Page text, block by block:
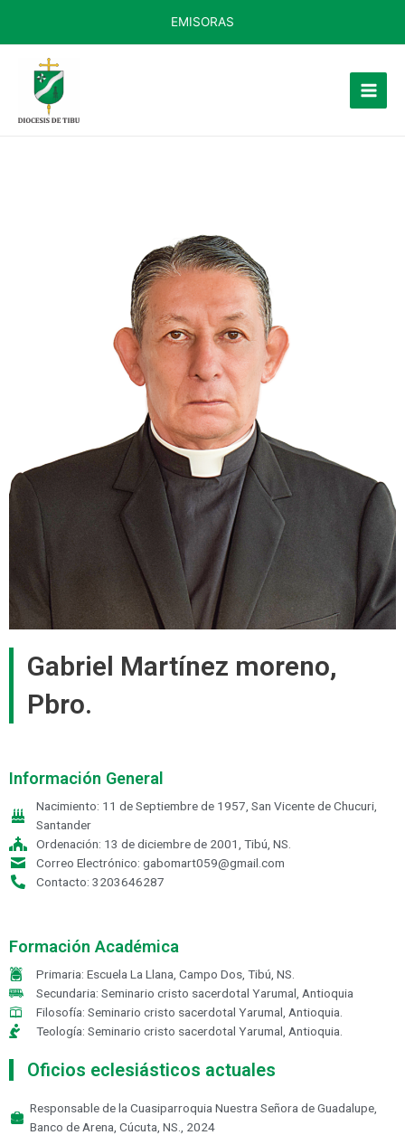
EMISORAS
Gabriel Martínez moreno,
Pbro.
Información General
Nacimiento: 11 de Septiembre de 1957, San Vicente de Chucuri,
Santander
Ordenación: 13 de diciembre de 2001, Tibú, NS.
Correo Electrónico: gabomart059@gmail.com
Contacto: 3203646287
Formación Académica
Primaria: Escuela La Llana, Campo Dos, Tibú, NS.
Secundaria: Seminario cristo sacerdotal Yarumal, Antioquia
Filosofía: Seminario cristo sacerdotal Yarumal, Antioquia.
Teología: Seminario cristo sacerdotal Yarumal, Antioquia.
Oficios eclesiásticos actuales
Responsable de la Cuasiparroquia Nuestra Señora de Guadalupe,
Banco de Arena, Cúcuta, NS., 2024